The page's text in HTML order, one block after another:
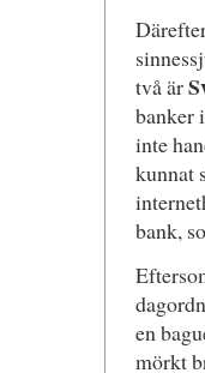
två är
banker
inte
kunnat
bank,
en
mörkt